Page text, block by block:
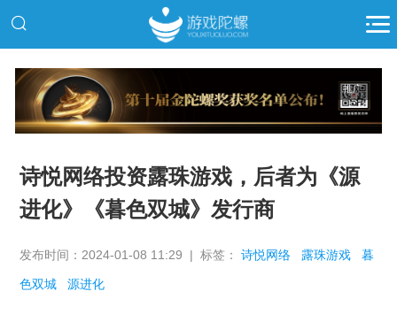
推广
诗悦网络投资露珠游戏，后者为《源
进化》《暮色双城》发行商
发布时间：2024-01-08 11:29 | 标签：诗悦网络 露珠游戏 暮
色双城 源进化